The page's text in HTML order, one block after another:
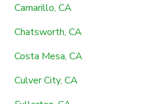
Camarillo, CA
Chatsworth, CA
Costa Mesa, CA
Culver City, CA